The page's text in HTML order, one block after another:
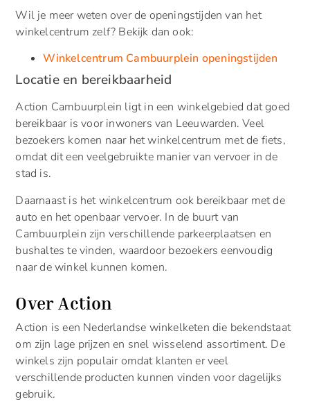
Wil je meer weten over de openingstijden van het
winkelcentrum zelf? Bekijk dan ook:
Winkelcentrum Cambuurplein openingstijden
Locatie en bereikbaarheid
Action Cambuurplein ligt in een winkelgebied dat goed
bereikbaar is voor inwoners van Leeuwarden. Veel
bezoekers komen naar het winkelcentrum met de fiets,
omdat dit een veelgebruikte manier van vervoer in de
stad is.
Daarnaast is het winkelcentrum ook bereikbaar met de
auto en het openbaar vervoer. In de buurt van
Cambuurplein zijn verschillende parkeerplaatsen en
bushaltes te vinden, waardoor bezoekers eenvoudig
naar de winkel kunnen komen.
Over Action
Action is een Nederlandse winkelketen die bekendstaat
om zijn lage prijzen en snel wisselend assortiment. De
winkels zijn populair omdat klanten er veel
verschillende producten kunnen vinden voor dagelijks
gebruik.